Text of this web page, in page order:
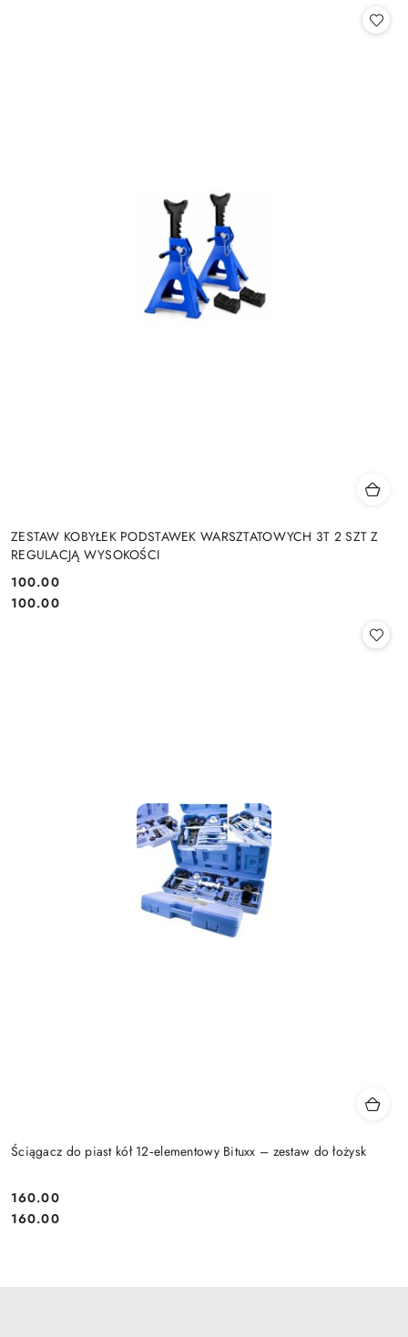
ZESTAW KOBYŁEK PODSTAWEK WARSZTATOWYCH 3T 2 SZT Z
REGULACJĄ WYSOKOŚCI
Cena:
100.00
Cena:
100.00
Ściągacz do piast kół 12‑elementowy Bituxx – zestaw do łożysk
Cena:
160.00
Cena:
160.00